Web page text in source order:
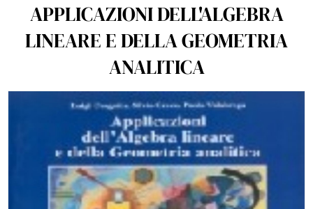
APPLICAZIONI DELL'ALGEBRA
LINEARE E DELLA GEOMETRIA
ANALITICA